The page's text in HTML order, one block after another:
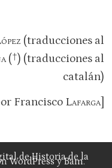
(traducciones al
(†) (traducciones al
catalán)
Francisco Lafarga]
de Historia de la
WordPressyBam.